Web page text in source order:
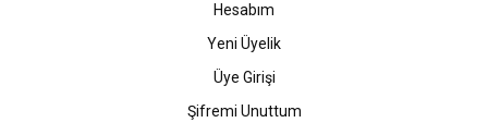
Hesabım
Yeni Üyelik
Üye Girişi
Şifremi Unuttum